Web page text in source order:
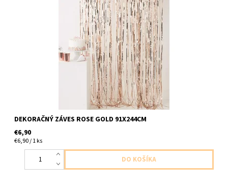
dekoračný záves výška 244cm šírka 91cm plastové strapčeky
DEKORAČNÝ ZÁVES ROSE GOLD 91X244CM
€6,90
€6,90 / 1 ks